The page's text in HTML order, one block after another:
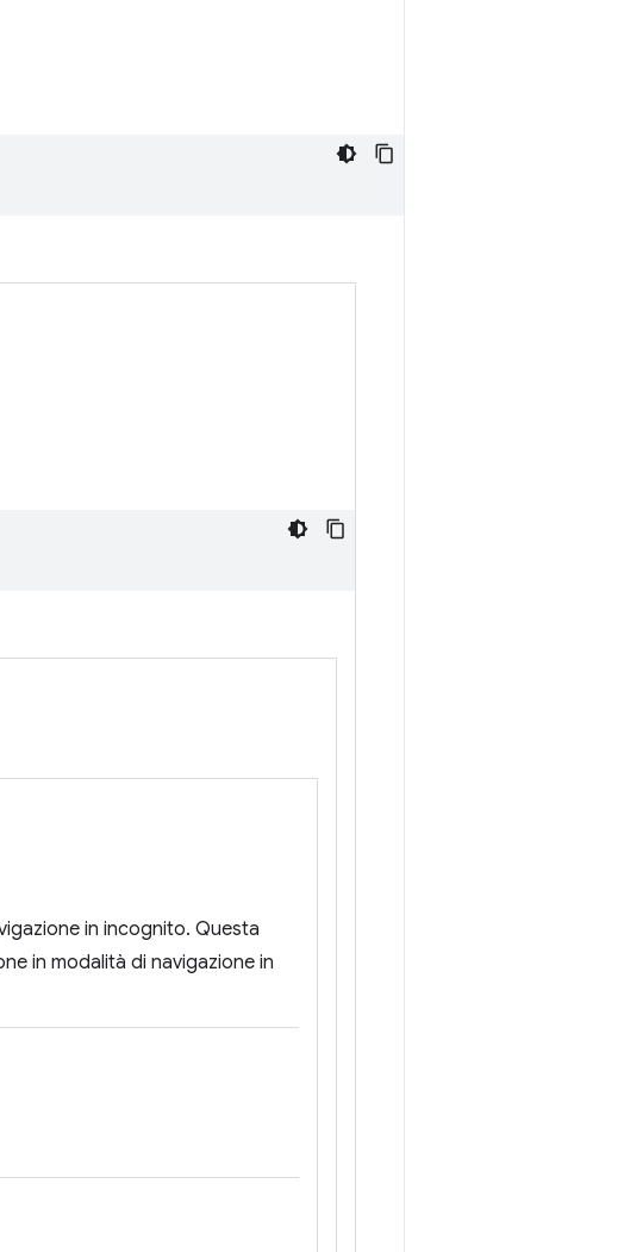
in incognito. Questa
in modalità di navigazione in